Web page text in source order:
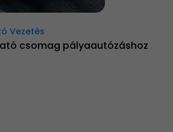
Vezetés
csomag pályaautózáshoz